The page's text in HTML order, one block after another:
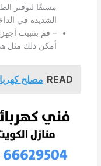
مسبقًا لتوفير
الشديدة في
أمكن ذلك مثل
READ مصلح